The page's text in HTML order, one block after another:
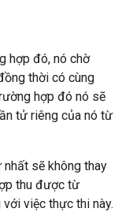
hợp đó, nó chờ
thời có cùng
hợp đó nó sẽ
tử riêng của nó từ
sẽ không thay
thu được từ
việc thực thi này.